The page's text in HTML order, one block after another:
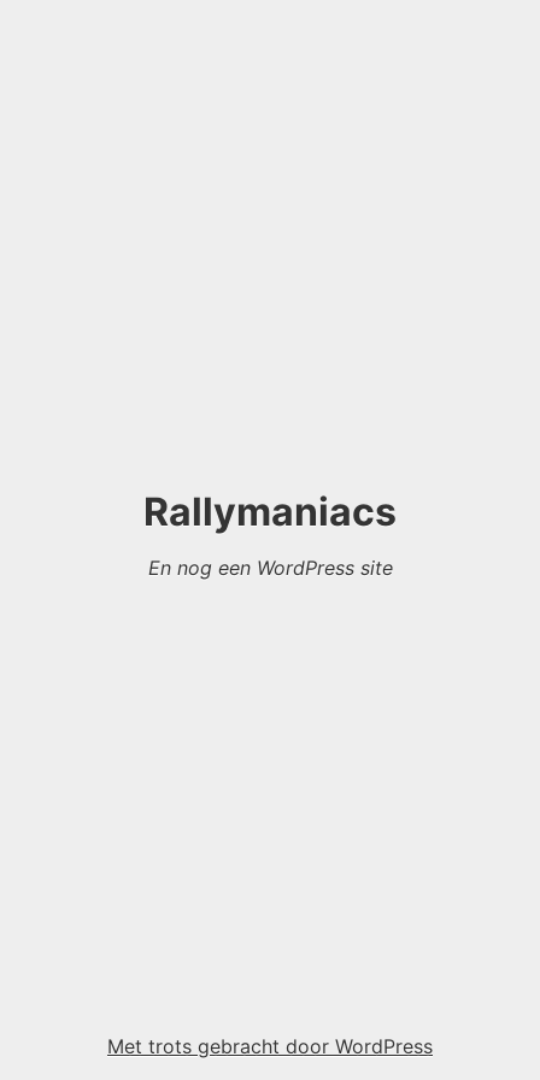
Rallymaniacs
En nog een WordPress site
Met trots gebracht door WordPress